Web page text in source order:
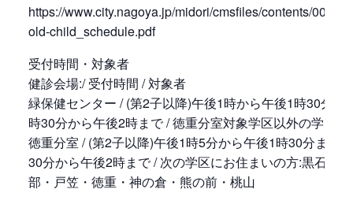
https://www.city.nagoya.jp/midori/cmsfiles/contents/
old-child_schedule.pdf
受付時間・対象者
健診会場:/ 受付時間 / 対象者
緑保健センター / (第2子以降)午後1時から午後1時30分ま
時30分から午後2時まで / 徳重分室対象学区以外の学区
徳重分室 / (第2子以降)午後1時5分から午後1時30分まで (
30分から午後2時まで / 次の学区にお住まいの方:黒石・
部・戸笠・徳重・神の倉・熊の前・桃山